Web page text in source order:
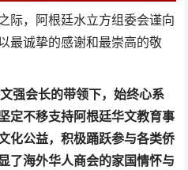
际，阿根廷水立方组委会谨向
最诚挚的感谢和最崇高的敬
强会长的带领下，始终心系
定不移支持阿根廷华文教育事
化公益，积极踊跃参与各类侨
了海外华人商会的家国情怀与